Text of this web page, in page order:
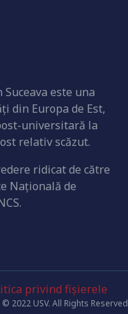
este una
din Europa de Est,
universitară la
relativ scăzut.
ridicat de către
Naţională de
privind fișierele
© 2022 USV. All Rights Reserved